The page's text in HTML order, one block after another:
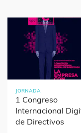
JORNADA
1 Congreso
Internacional
de Directivos